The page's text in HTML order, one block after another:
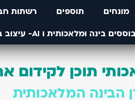
מונחים תוספים
רשתות
תוכן לקידום
הבינה המלאכותית